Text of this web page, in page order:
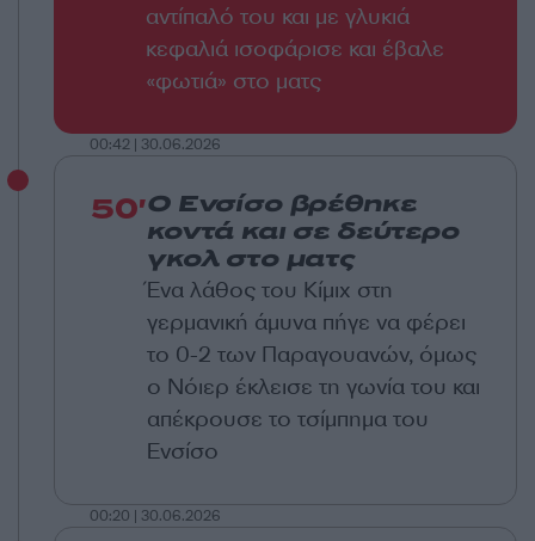
αντίπαλό του και με γλυκιά
κεφαλιά ισοφάρισε και έβαλε
«φωτιά» στο ματς
00:42 | 30.06.2026
50'Ο Ενσίσο βρέθηκε
κοντά και σε δεύτερο
γκολ στο ματς
Ένα λάθος του Κίμιχ στη
γερμανική άμυνα πήγε να φέρει
το 0-2 των Παραγουανών, όμως
ο Νόιερ έκλεισε τη γωνία του και
απέκρουσε το τσίμπημα του
Ενσίσο
00:20 | 30.06.2026